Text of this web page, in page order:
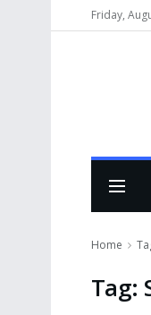
Friday,
Home
Tag: